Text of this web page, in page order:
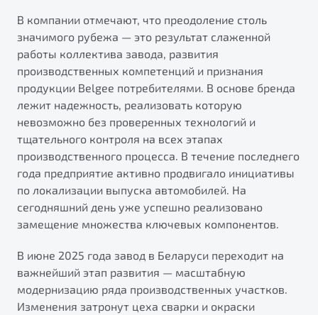
Обзор В наличии
X70
Обзор В наличии
Автомобили в наличии
Тест-драйв
Автокредит
Спецпредложения
Будьте еще более уверены на дорогах с программой
"Помощь на дорогах"
Преимущества программы
Запись на сервис
Калькулятор ТО
Клиентская поддержка
В компании отмечают, что преодоление столь
значимого рубежа — это результат слаженной
работы коллектива завода, развития
производственных компетенций и признания
продукции Belgee потребителями. В основе бренда
лежит надежность, реализовать которую
невозможно без проверенных технологий и
тщательного контроля на всех этапах
производственного процесса. В течение последнего
года предприятие активно продвигало инициативы
по локализации выпуска автомобилей. На
сегодняшний день уже успешно реализовано
замещение множества ключевых компонентов.
В июне 2025 года завод в Беларуси переходит на
важнейший этап развития — масштабную
модернизацию ряда производственных участков.
Изменения затронут цеха сварки и окраски